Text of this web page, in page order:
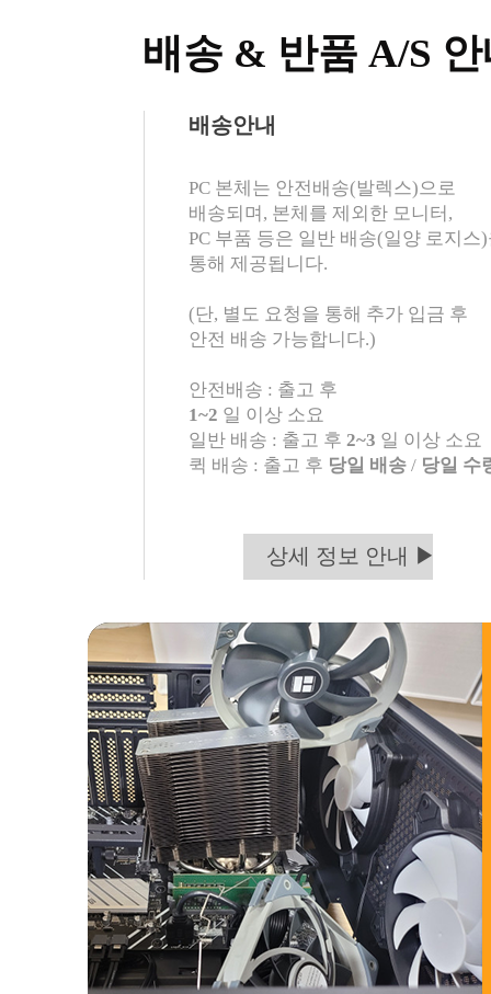
배송 & 반품 A/S
PC 본체는 안전배송(발렉스)으로
배송되며, 본체를 제외한 모니터,
PC 부품 등은 일반 배송(일양 로지스
통해 제공됩니다.
(단, 별도 요청을 통해 추가 입금 후
안전 배송 가능합니다.)
안전배송 : 출고 후
1~2 일 이상 소요
일반 배송 : 출고 후 2~3 일 이상 소요
퀵 배송 : 출고 후 당일 배송 / 당일 수
배송안내
상세 정보 안내 ▶